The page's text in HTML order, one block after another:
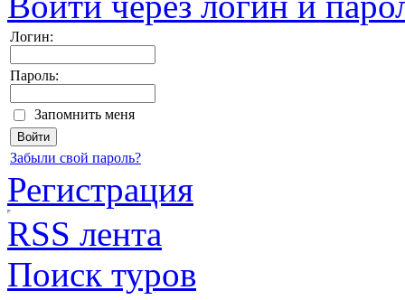
Логин:
Пароль:
Запомнить меня
Забыли свой пароль?
Регистрация
RSS лента
Поиск туров